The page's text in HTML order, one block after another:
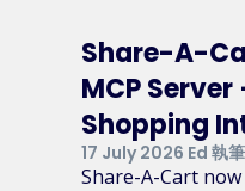
Share-A-
MCP
Shopping
17 July 2026 Ed 執筆
Share-A-Cart